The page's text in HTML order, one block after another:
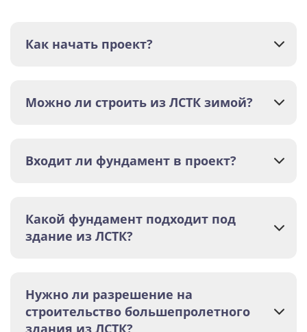
Как начать проект?
Можно ли строить из ЛСТК зимой?
Входит ли фундамент в проект?
Какой фундамент подходит под
здание из ЛСТК?
Нужно ли разрешение на
строительство большепролетного